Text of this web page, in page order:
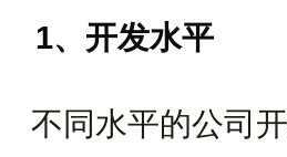
1、开发水平
不同水平的公司